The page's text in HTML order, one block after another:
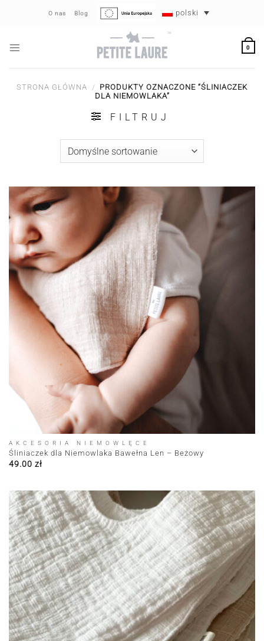
O nas Blog polski
0
STRONA GŁÓWNA / PRODUKTY OZNACZONE “ŚLINIACZEK
DLA NIEMOWLAKA”
FILTRUJ
AKCESORIA NIEMOWLĘCE
Śliniaczek dla Niemowlaka Bawełna Len – Beżowy
49.00 zł